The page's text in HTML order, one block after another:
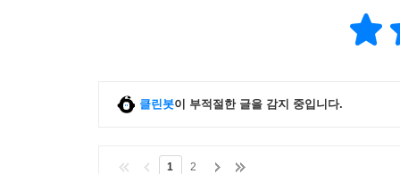
클린봇이 부적절한 글을 감지 중입니다.
1 2